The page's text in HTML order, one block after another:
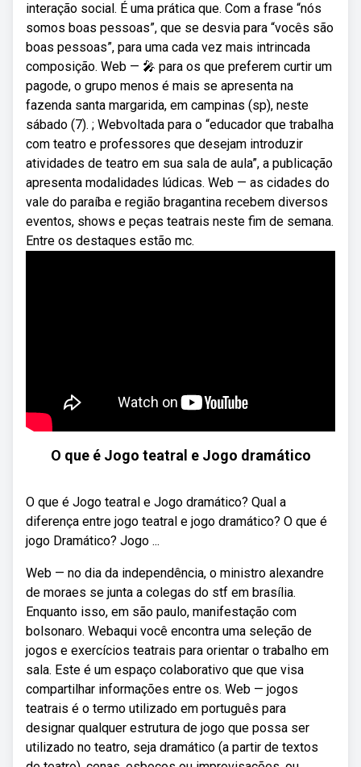
interação social. É uma prática que. Com a frase “nós
somos boas pessoas”, que se desvia para “vocês são
boas pessoas”, para uma cada vez mais intrincada
composição. Web — 🎤 para os que preferem curtir um
pagode, o grupo menos é mais se apresenta na
fazenda santa margarida, em campinas (sp), neste
sábado (7). ; Webvoltada para o “educador que trabalha
com teatro e professores que desejam introduzir
atividades de teatro em sua sala de aula”, a publicação
apresenta modalidades lúdicas. Web — as cidades do
vale do paraíba e região bragantina recebem diversos
eventos, shows e peças teatrais neste fim de semana.
Entre os destaques estão mc.
O que é Jogo teatral e Jogo dramático
O que é Jogo teatral e Jogo dramático? Qual a
diferença entre jogo teatral e jogo dramático? O que é
jogo Dramático? Jogo ...
Web — no dia da independência, o ministro alexandre
de moraes se junta a colegas do stf em brasília.
Enquanto isso, em são paulo, manifestação com
bolsonaro. Webaqui você encontra uma seleção de
jogos e exercícios teatrais para orientar o trabalho em
sala. Este é um espaço colaborativo que que visa
compartilhar informações entre os. Web — jogos
teatrais é o termo utilizado em português para
designar qualquer estrutura de jogo que possa ser
utilizado no teatro, seja dramático (a partir de textos